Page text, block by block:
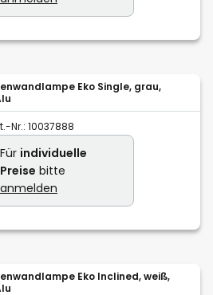
Eko Single, grau,
Nr.: 10037888
Für individuelle
Preise bitte
anmelden
Eko Inclined, weiß,